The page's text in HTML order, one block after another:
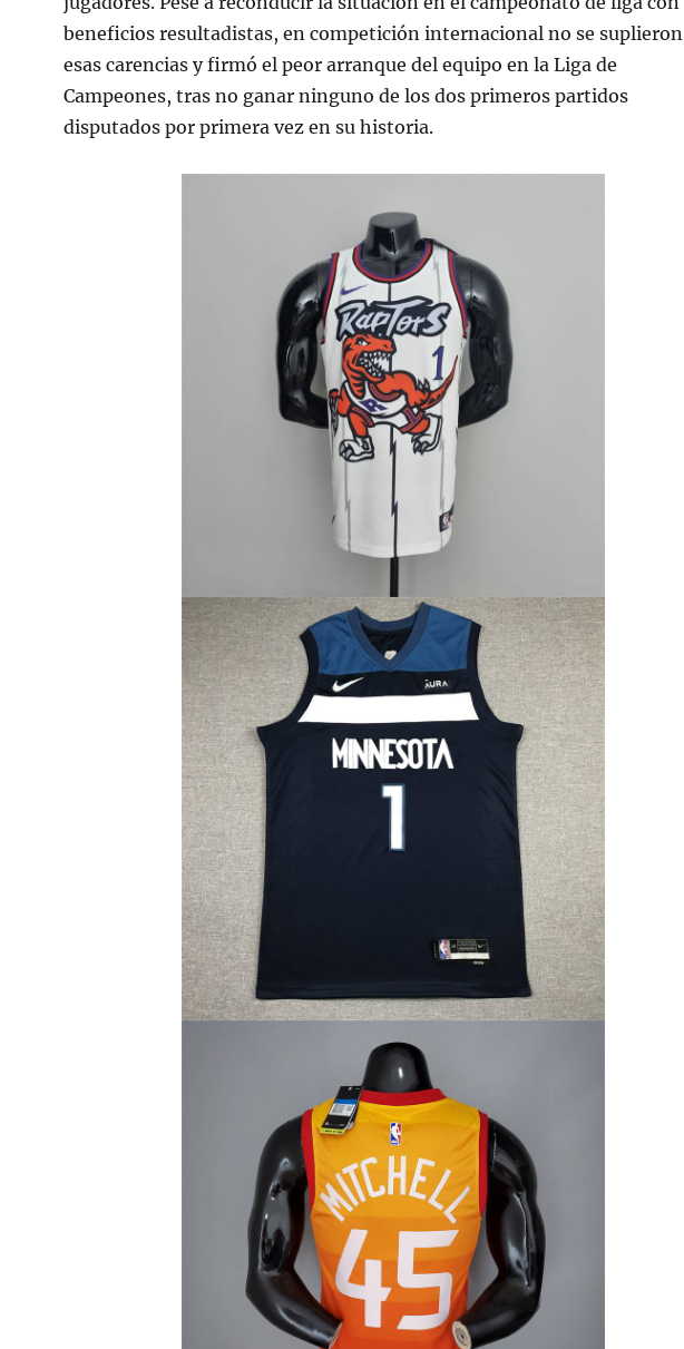
beneficios resultadistas, en competición internacional no se suplieron
esas carencias y firmó el peor arranque del equipo en la Liga de
Campeones, tras no ganar ninguno de los dos primeros partidos
disputados por primera vez en su historia.